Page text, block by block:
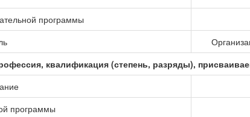
программы
квалификация (степень, разряды),
программы